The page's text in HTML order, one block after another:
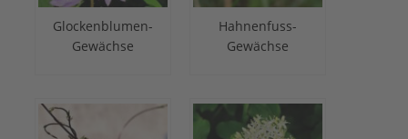
Glockenblumen-
Gewächse
Hahnenfuss-
Gewächse